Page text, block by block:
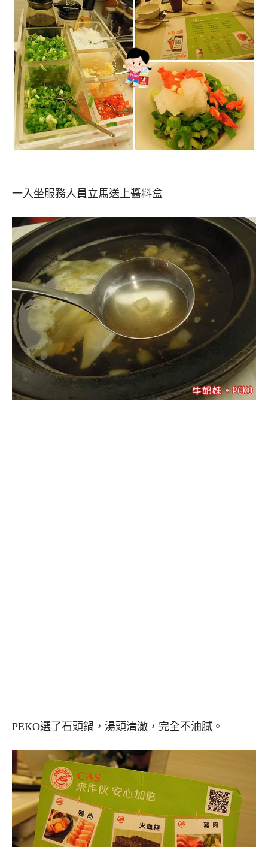
一入坐服務人員立馬送上醬料盒
PEKO選了石頭鍋，湯頭清澈，完全不油膩。